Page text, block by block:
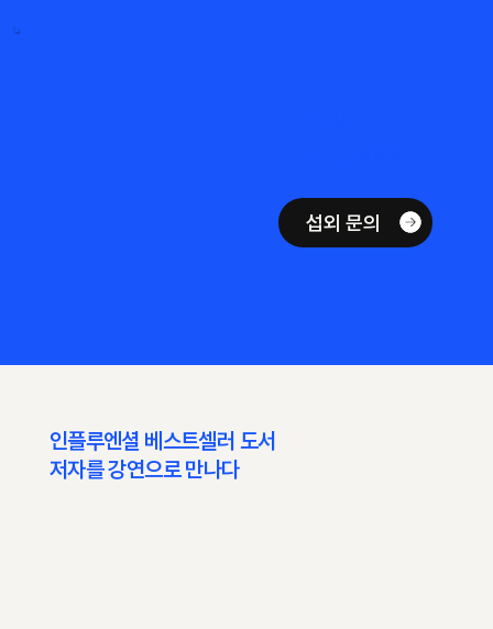
섭외 문의
인플루엔셜 베스트셀러 도서
​저자를 강연으로 만나다